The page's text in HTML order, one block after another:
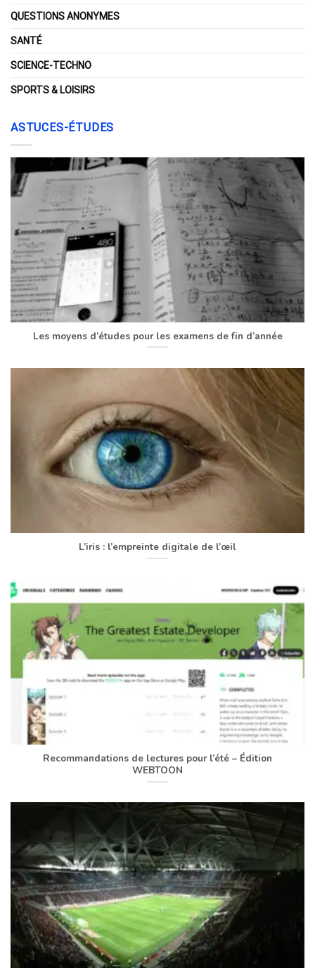
QUESTIONS ANONYMES
SANTÉ
SCIENCE-TECHNO
SPORTS & LOISIRS
ASTUCES-ÉTUDES
Les moyens d’études pour les examens de fin d’année
L’iris : l’empreinte digitale de l’œil
Recommandations de lectures pour l’été – Édition
WEBTOON